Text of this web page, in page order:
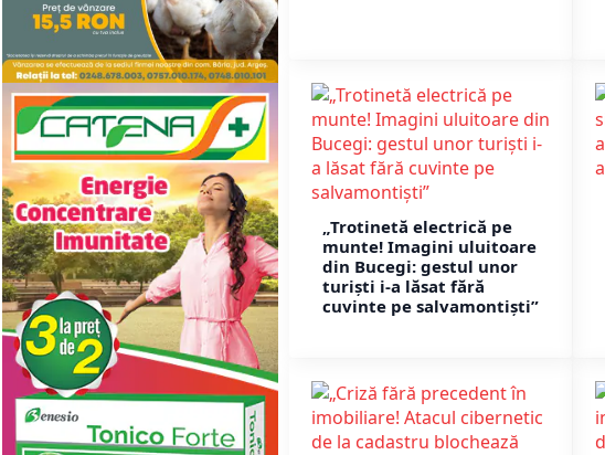
„Trotinetă electrică pe
munte! Imagini uluitoare
din Bucegi: gestul unor
turiști i-a lăsat fără
cuvinte pe salvamontiști”